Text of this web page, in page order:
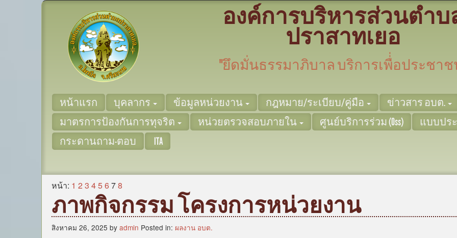
องค์การบริหารส่วนตำบ
ปราสาทเยอ
"ยึดมั่นธรรมาภิบาล บริการเพื่่อประชาช
หน้าแรก บุคลากร ข้อมูลหน่วยงาน กฎหมาย/ระเบียบ/คู่มือ
ข่าวสาร อบต.
มาตรการป้องกันการทุจริต
หน่วยตรวจสอบภายใน ศูนย์บริการร่วม (Oss)
แบบปร
กระดานถาม-ตอบ
ITA
หน้า: 1 2 3 45678
ภาพกิจกรรม โครงการหน่วยงาน
สิงหาคม 26, 2025 by admin Posted in: ผลงาน อบต.